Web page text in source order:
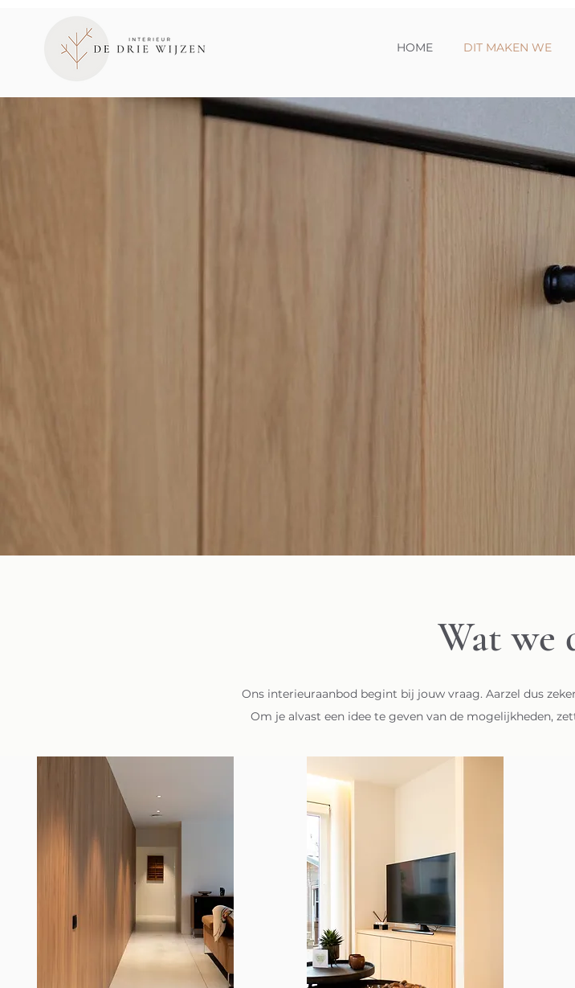
HOME DIT MAKEN WE
Wat we
Ons interieuraanbod begint bij jouw vraag. Aarzel dus
Om je alvast een idee te geven van de mogelijkheden,